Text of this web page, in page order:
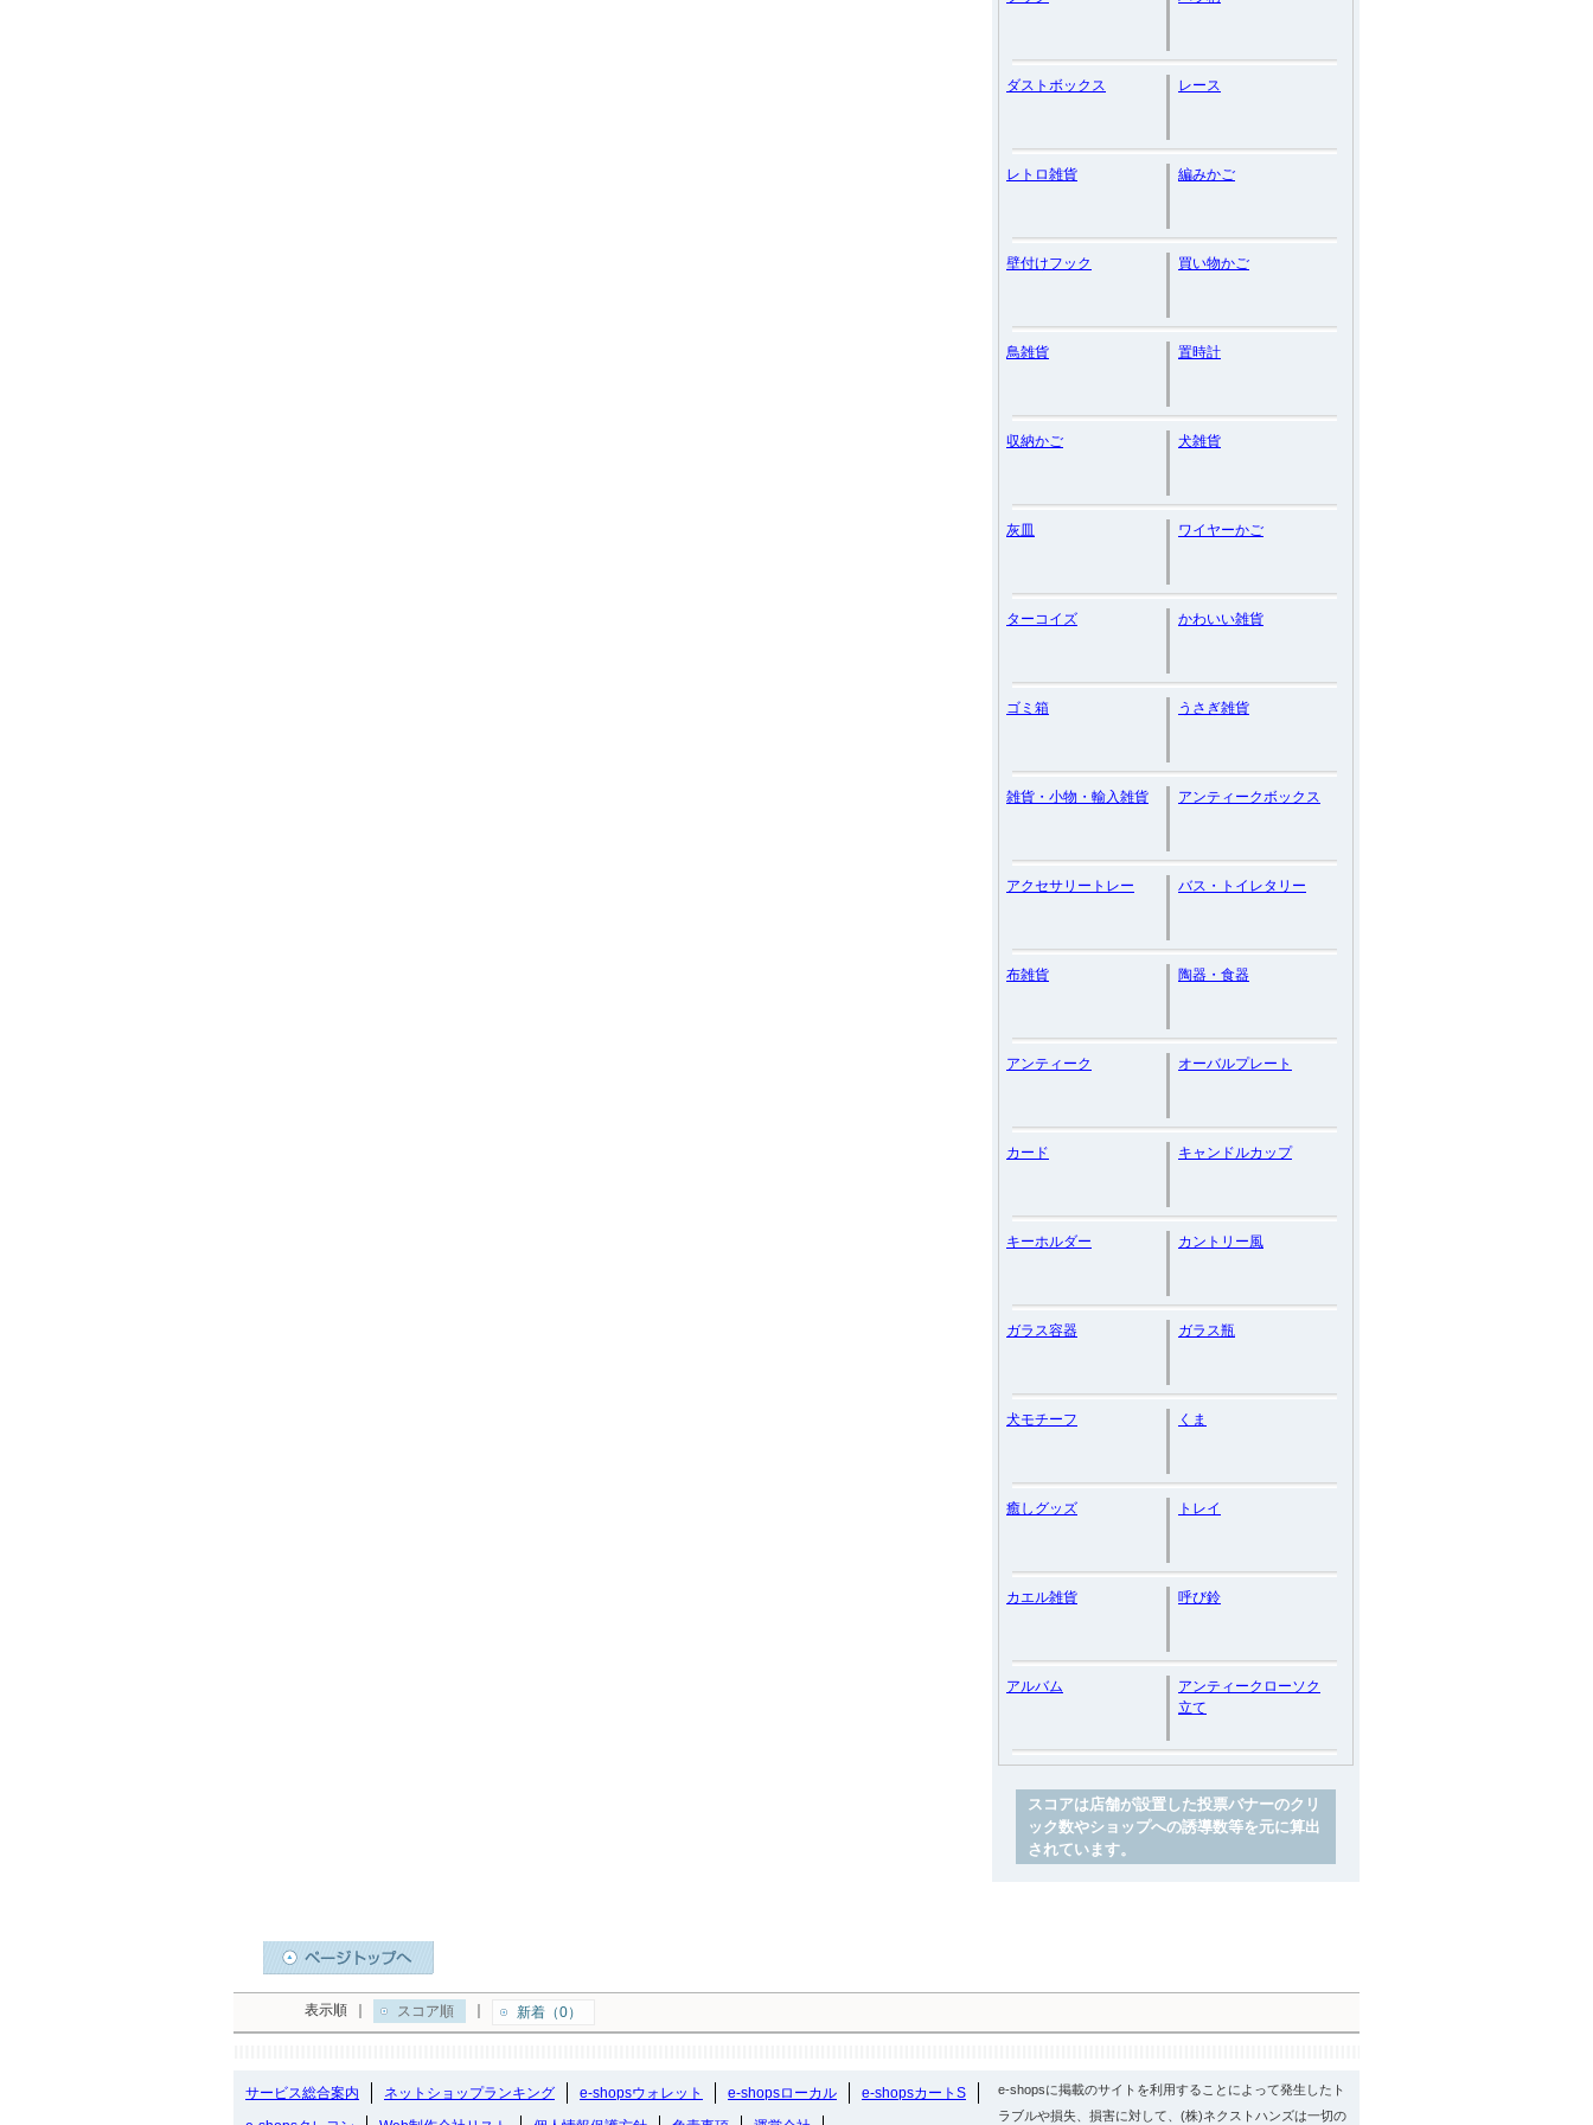
ダストボックス レース
レトロ雑貨 編みかご
壁付けフック 買い物かご
鳥雑貨 置時計
収納かご 犬雑貨
灰皿 ワイヤーかご
ターコイズ かわいい雑貨
ゴミ箱 うさぎ雑貨
雑貨・小物・輸入雑貨 アンティークボックス
アクセサリートレー バス・トイレタリー
布雑貨 陶器・食器
アンティーク オーバルプレート
カード キャンドルカップ
キーホルダー カントリー風
ガラス容器 ガラス瓶
犬モチーフ くま
癒しグッズ トレイ
カエル雑貨 呼び鈴
アルバム
アンティークローソク
立て
スコアは店舗が設置した投票バナーのクリ
ック数やショップへの誘導数等を元に算出
されています。
表示順 スコア順 新着（0）
サービス総合案内 ネットショップランキング e-shopsウォレット e-shopsローカル
e-shopsカートS
e-shopsに掲載のサイトを利用することによって発生したト
ラブルや損失、損害に対して、(株)ネクストハンズは一切の